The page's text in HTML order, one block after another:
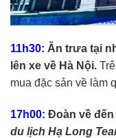
11h30: Ăn trưa tại
lên xe về Hà Nội.
mua đặc sản về làm
17h00: Đoàn về đến
du lịch Hạ Long